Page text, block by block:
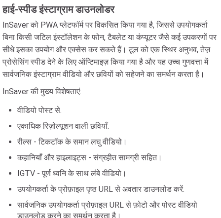
हाई-स्पीड इंस्टाग्राम डाउनलोडर
InSaver को PWA प्लेटफॉर्म पर विकसित किया गया है, जिससे उपयोगकर्ता
बिना किसी जटिल इंस्टॉलेशन के फोन, टैबलेट या कंप्यूटर जैसे कई उपकरणों पर
सीधे इसका उपयोग और एक्सेस कर सकते हैं। टूल को एक स्थिर अनुभव, तेज़
प्रोसेसिंग स्पीड देने के लिए ऑप्टिमाइज़ किया गया है और यह उच्च गुणवत्ता में
सार्वजनिक इंस्टाग्राम वीडियो और छवियों को सहेजने का समर्थन करता है।
InSaver की मुख्य विशेषताएं:
वीडियो पोस्ट से.
एकाधिक रिज़ोल्यूशन वाली छवियाँ.
रील्स - टिकटॉक के समान लघु वीडियो।
कहानियाँ और हाइलाइट्स - संग्रहीत सामग्री सहित।
IGTV - पूर्ण ध्वनि के साथ लंबे वीडियो।
उपयोगकर्ता के प्रोफ़ाइल पृष्ठ URL से अवतार डाउनलोड करें.
सार्वजनिक उपयोगकर्ता प्रोफ़ाइल URL से फ़ोटो और पोस्ट वीडियो
डाउनलोड करने का समर्थन करता है।